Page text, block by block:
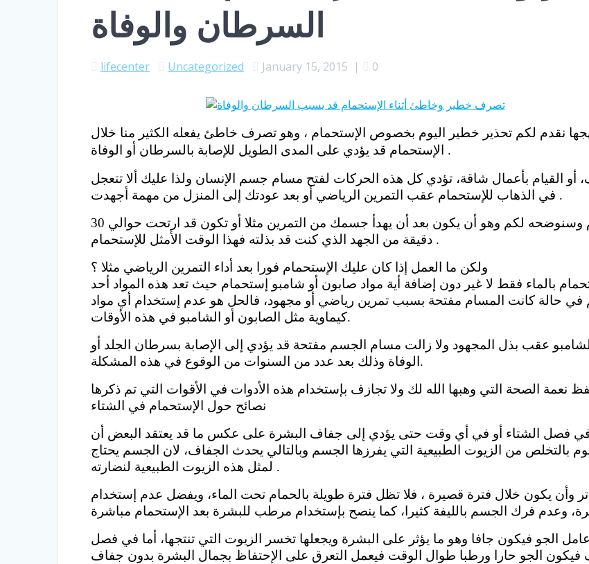
السرطان والوفاة
lifecenter Uncategorized January 15, 2015 | 0
نقدم لكم تحذير خطير اليوم بخصوص الإستحمام ، وهو تصرف خاطئ يفعله الكثير منا خلال
الإستحمام قد يؤدي على المدى الطويل للإصابة بالسرطان أو الوفاة .
القيام بأعمال شاقة، تؤدي كل هذه الحركات لفتح مسام جسم الإنسان ولذا عليك ألا تتعجل
في الذهاب للإستحمام عقب التمرين الرياضي أو بعد عودتك إلى المنزل من مهمة أجهدت .
ينبغي عليك أن تختار وقت معين للإستحمام وسنوضحه لكم وهو أن يكون بعد أن يهدأ جسمك من التمرين مثلا أو تكون قد ارتحت حوالي 30
دقيقة من الجهد الذي كنت قد بذلته فهذا الوقت الأمثل للإستحمام .
ولكن ما العمل إذا كان عليك الإستحمام فورا بعد أداء التمرين الرياضي مثلا ؟
بالماء فقط لا غير دون إضافة أية مواد صابون أو شامبو إستحمام حيث تعد هذه المواد أحد
في حالة كانت المسام مفتحة بسبب تمرين رياضي أو مجهود، فالحل هو عدم إستخدام أي مواد
كيماوية مثل الصابون أو الشامبو في هذه الأوقات.
عقب بذل المجهود ولا زالت مسام الجسم مفتحة قد يؤدي إلى الإصابة بسرطان الجلد أو
الوفاة وذلك بعد عدد من السنوات من الوقوع في هذه المشكلة.
نصائح حول الإستحمام في الشتاء
في فصل الشتاء أو في أي وقت حتى يؤدي إلى جفاف البشرة على عكس ما قد يعتقد البعض أن
بالتخلص من الزيوت الطبيعية التي يفرزها الجسم وبالتالي يحدث الجفاف، لان الجسم يحتاج
لمثل هذه الزيوت الطبيعية لنضارته .
وأن يكون خلال فترة قصيرة ، فلا تظل فترة طويلة بالحمام تحت الماء، ويفضل عدم إستخدام
الجو فيكون جافا وهو ما يؤثر على البشرة ويجعلها تخسر الزيوت التي تنتجها، أما في فصل